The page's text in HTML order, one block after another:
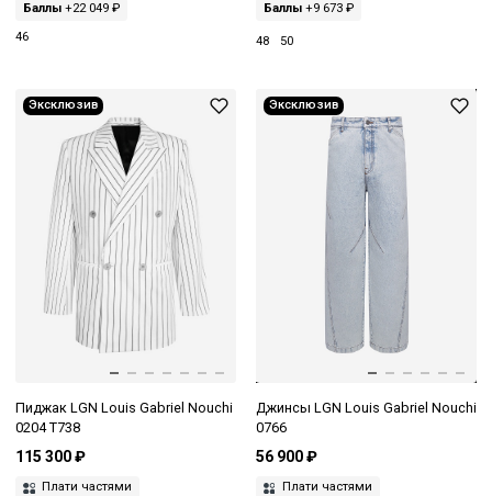
Баллы +22 049 ₽
46
Баллы+9 673 ₽
48 50
Эксклюзив
Пиджак LGN Louis Gabriel Nouchi
0204 T738
115 300 ₽
Плати частями
Эксклюзив
Джинсы LGN Louis Gabriel Nouchi
0766
56 900 ₽
Плати частями